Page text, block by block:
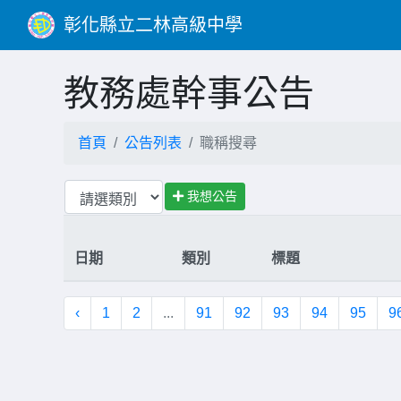
彰化縣立二林高級中學
教務處幹事公告
首頁 公告列表 職稱搜尋
我想公告
日期 類別 標題
‹ 1 2 ... 91 92 93 94 95